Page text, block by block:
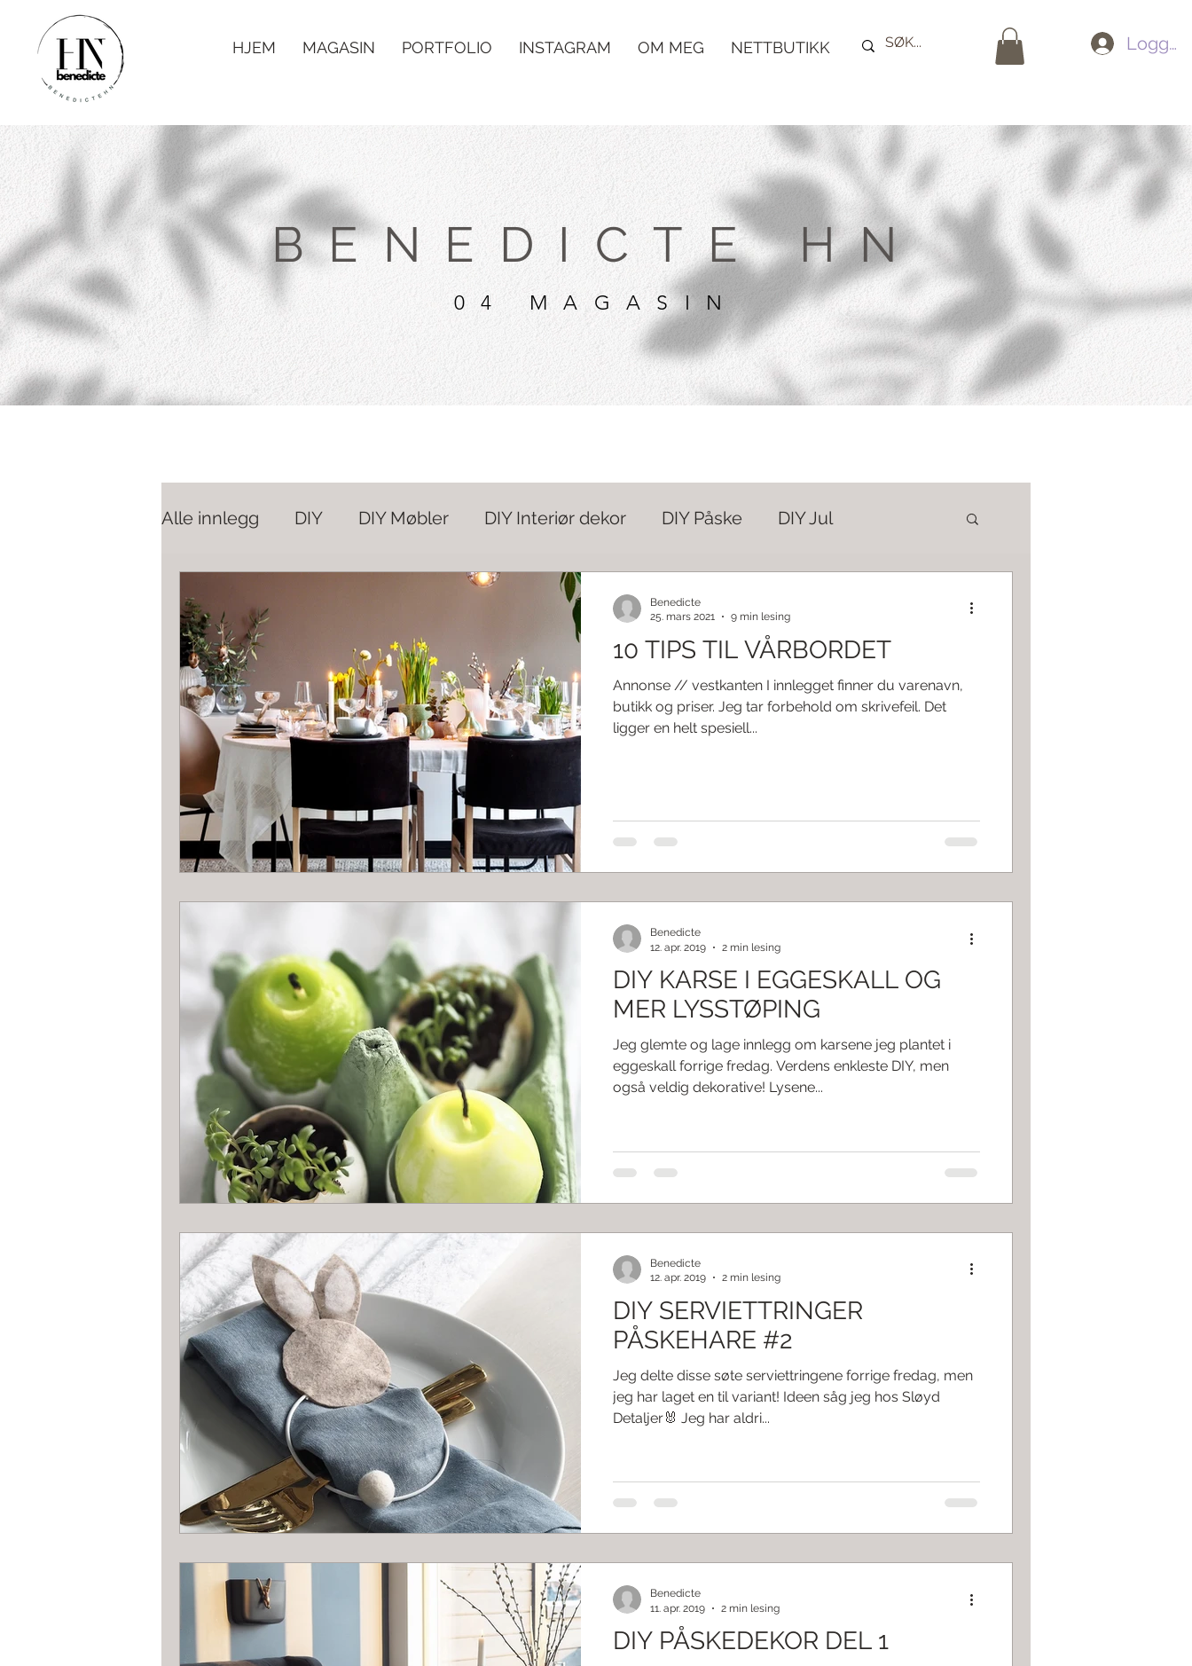
HJEM MAGASIN PORTFOLIO INSTAGRAM OM MEG NETTBUTIKK Logg
BENEDICTE HN
04 MAGASIN
Alle innlegg DIY DIY Møbler DIY Interiør dekor DIY Påske DIY Jul
Interiør Rabattkoder
DIY Betong Gjenbruk Sy det Borddekking Påske Hage
10 TIPS TIL VÅRBORDET
Annonse // vestkanten I innlegget finner du varenavn,
butikk og priser. Jeg tar forbehold om skrivefeil. Det
ligger en helt spesiell...
Benedicte
25. mars 2021
9 min lesing
DIY KARSE I EGGESKALL OG
MER LYSSTØPING
Jeg glemte og lage innlegg om karsene jeg plantet i
eggeskall forrige fredag. Verdens enkleste DIY, men
også veldig dekorative! Lysene...
Benedicte
12. apr. 2019
2 min lesing
DIY SERVIETTRINGER
PÅSKEHARE #2
Jeg delte disse søte serviettringene forrige fredag, men
jeg har laget en til variant! Ideen såg jeg hos Sløyd
Detaljer🐰 Jeg har aldri...
Benedicte
12. apr. 2019
2 min lesing
DIY PÅSKEDEKOR DEL 1
Benedicte
11. apr. 2019
2 min lesing